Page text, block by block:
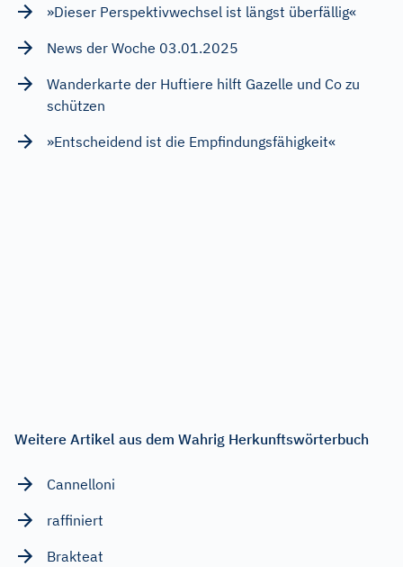
»Dieser Perspektivwechsel ist längst überfällig«
News der Woche 03.01.2025
Wanderkarte der Huftiere hilft Gazelle und Co zu
schützen
»Entscheidend ist die Empfindungsfähigkeit«
Weitere Artikel aus dem Wahrig Herkunftswörterbuch
Cannelloni
raffiniert
Brakteat